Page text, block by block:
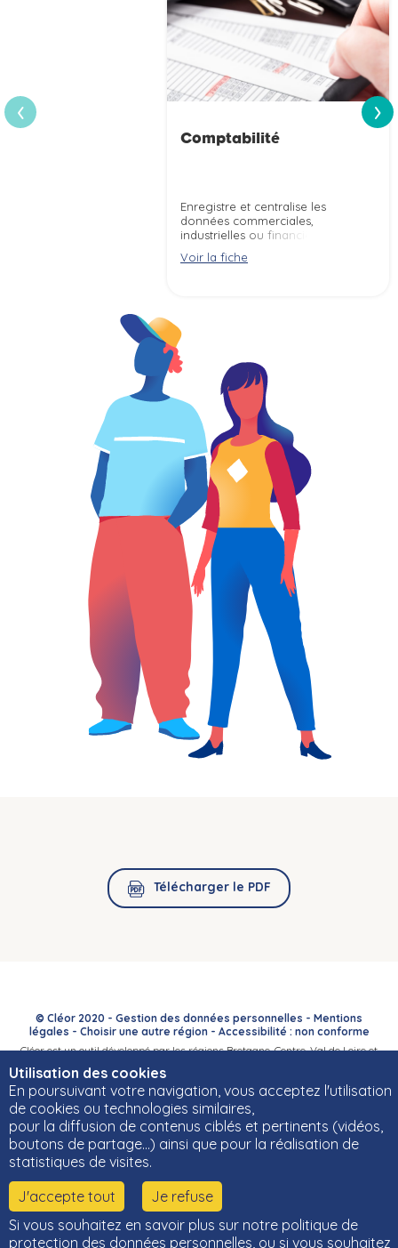
Utilisation des cookies
En poursuivant votre navigation, vous acceptez l'utilisation
de cookies ou technologies similaires,
pour la diffusion de contenus ciblés et pertinents (vidéos,
boutons de partage…) ainsi que pour la réalisation de
statistiques de visites.
J'accepte tout
Je refuse
Si vous souhaitez en savoir plus sur notre politique de
protection des données personnelles, ou si vous souhaitez
Comptabilité
Enregistre et centralise les
données commerciales,
industrielles ou financières
balances de comptes, comptes
la situation économique de la
Voir la fiche
‹
›
Télécharger le PDF
© Cléor 2020 - Gestion des données personnelles - Mentions
légales - Choisir une autre région- Accessibilité : non conforme
Cléor est un outil développé par les régions Bretagne, Centre-Val de Loire et